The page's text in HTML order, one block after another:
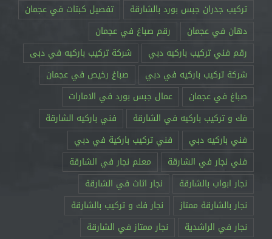
تركيب جدران جبس بورد بالشارقة
تفصيل كبتات في عجمان
دهان في عجمان
رقم صباغ في عجمان
رقم فني تركيب باركيه دبي
شركة تركيب باركيه في دبى
شركة تركيب باركيه في دبي
صباغ رخيص في عجمان
صباغ في عجمان
عمال جبس بورد في الامارات
فك و تركيب باركيه في الشارقة
فني باركيه الشارقة
فني باركيه دبي
فني تركيب باركية في دبي
فني نجار في الشارقة
معلم نجار في الشارقة
نجار ابواب بالشارقة
نجار اثاث في الشارقة
نجار بالشارقة ممتاز
نجار فك و تركيب بالشارقة
نجار في الراشدية
نجار ممتاز في الشارقة